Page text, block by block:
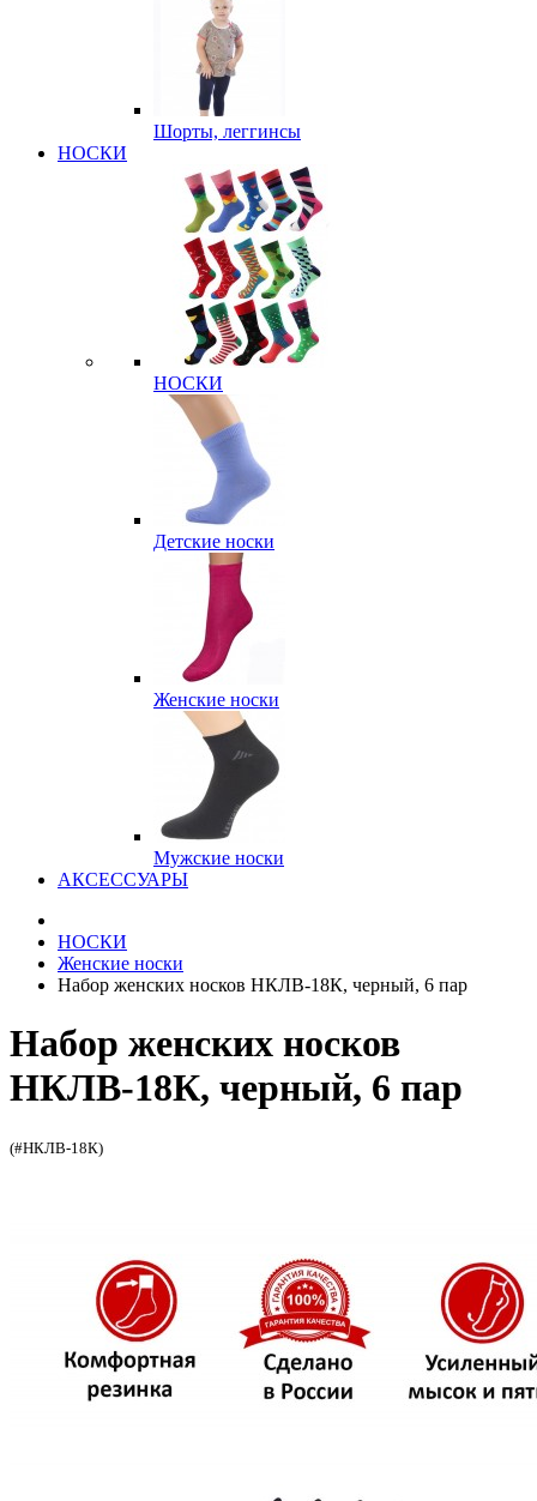
Шорты, леггинсы
НОСКИ
НОСКИ
Детские носки
Женские носки
Мужские носки
АКСЕССУАРЫ
НОСКИ
Женские носки
Набор женских носков НКЛВ-18К, черный, 6 пар
Набор женских носков
НКЛВ-18К, черный, 6 пар
(#НКЛВ-18К)